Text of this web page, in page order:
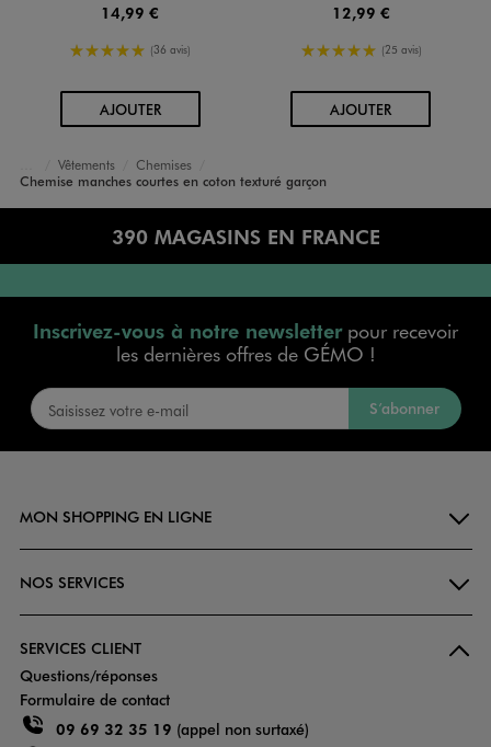
14,99 €
5/5 de moyenne
(36 avis)
AJOUTERAU PANIER
12,99 €
5/5 de moyenne
(25 avis)
AJOUTERAU PANIER
Accueil
Garçon
Vêtements
Chemises
Chemise manches courtes en coton texturé garçon
390 MAGASINS EN FRANCE
Inscrivez-vous à notre newsletterpour recevoir
les dernières offres de GÉMO !
S’abonner
MON SHOPPING EN LIGNE
NOS SERVICES
SERVICES CLIENT
Questions/réponses
Formulaire de contact
09 69 32 35 19 (appel non surtaxé)